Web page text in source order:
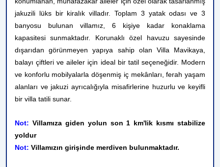
jakuzili lüks bir kiralık villadır. Toplam 3 yatak odası ve 3
banyosu bulunan villamız, 6 kişiye kadar konaklama
kapasitesi sunmaktadır. Korunaklı özel havuzu sayesinde
dışarıdan görünmeyen yapıya sahip olan Villa Mavikaya,
balayı çiftleri ve aileler için ideal bir tatil seçeneğidir. Modern
ve konforlu mobilyalarla döşenmiş iç mekânları, ferah yaşam
alanları ve jakuzi ayrıcalığıyla misafirlerine huzurlu ve keyifli
bir villa tatili sunar.
Not: Villamıza giden yolun son 1 km'lik kısmı stabilize
yoldur
Not: Villamızın girişinde merdiven bulunmaktadır.